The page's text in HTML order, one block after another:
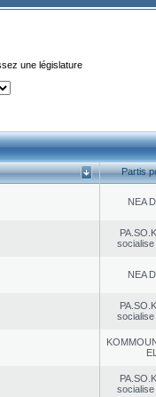
une législature
Partis
NEA
socialise
NEA
socialise
socialise